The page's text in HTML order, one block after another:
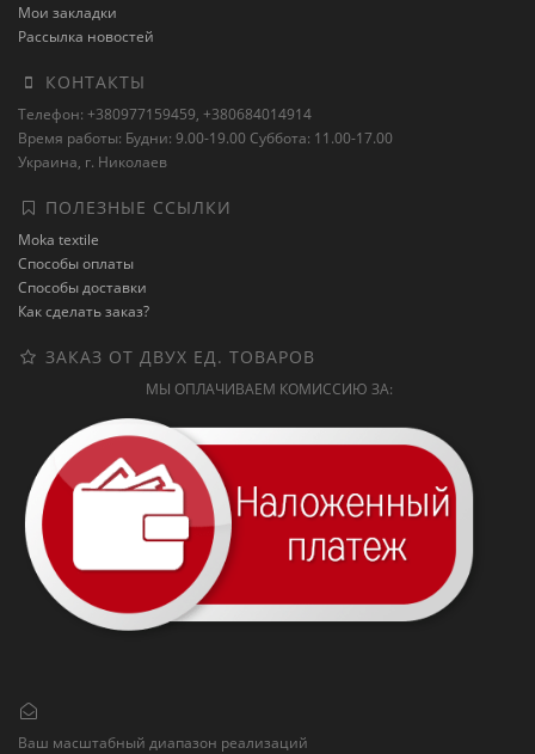
Мои закладки
Рассылка новостей
КОНТАКТЫ
Телефон: +380977159459, +380684014914
Время работы: Будни: 9.00-19.00 Суббота: 11.00-17.00
Украина, г. Николаев
ПОЛЕЗНЫЕ ССЫЛКИ
Moka textile
Способы оплаты
Способы доставки
Как сделать заказ?
ЗАКАЗ ОТ ДВУХ ЕД. ТОВАРОВ
МЫ ОПЛАЧИВАЕМ КОМИССИЮ ЗА:
Ваш масштабный диапазон реализаций